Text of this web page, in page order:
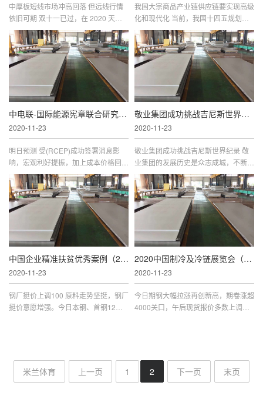
中厚板短线市场冲高回落 但远线行情
依旧可期 双十一已过，在 2020 天猫
双十一全球狂欢季活动现场，根据天猫
发布的数据显示，超 20 万台汽车参与
打折， 120 款热销车型低至五折，挖
我国大宗商品产业链供应链要实现高级
化和现代化 当前，我国十四五规划以
及整个宏观经济，对大宗商品发展提出
了新要求、提供了新机遇。 11 月 10
日， 在 2020 中国大宗商品现代供应
中电联-国际能源宪章联合研究中心2020年度会议召
2020-11-23
明日预测 受(RCEP)成功签署消息影
响，宏观利好提振，加上成本价格回涨
推动，下游入市询盘积极性较昨好转，
但实际成交谨慎，商家挺价观望为主，
整体情绪面尚可，原料高位背景下，
敬业集团成功挑战吉尼斯世界纪录
2020-11-23
敬业集团成功挑战吉尼斯世界纪录 敬
业集团的发展历史是众志成城，不断挑
战，不断刷新纪录的历史，如今又获得
了一项吉尼斯世界纪录。11月13日1
5：00，在吉尼斯世界纪录认证官罗琼
中国企业精准扶贫优秀案例（2019）发布会在京召
2020-11-23
钢厂挺价上调100 原料走势坚挺，钢厂
挺价意愿增强。今日本钢、首钢12月
2020中国制冷及冷链展览会（RACC）在杭州隆重开幕
2020-11-23
今日期钢大幅拉涨再创新高，期卷涨超
4000关口，午后现货报价多数上调，
米兰体育 上一页 1 2 下一页 末页